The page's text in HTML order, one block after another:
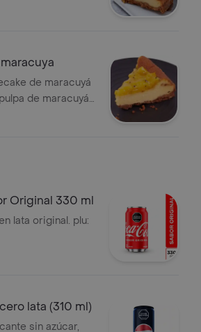
de maracuyá
de maracuyá.
Original 330 ml
lata original. plu:
lata (310 ml)
sin azúcar,